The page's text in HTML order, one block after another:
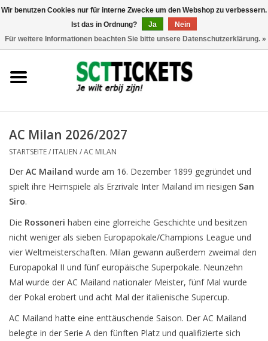
Frankreich
AC Milan 2026/2027
STARTSEITE/ ITALIEN /AC MILAN
Der AC Mailand wurde am 16. Dezember 1899 gegründet und
spielt ihre Heimspiele als Erzrivale Inter Mailand im riesigen San
Siro.
Die Rossoneri haben eine glorreiche Geschichte und besitzen
nicht weniger als sieben Europapokale/Champions League und
vier Weltmeisterschaften. Milan gewann außerdem zweimal den
Europapokal II und fünf europäische Superpokale. Neunzehn
Mal wurde der AC Mailand nationaler Meister, fünf Mal wurde
der Pokal erobert und acht Mal der italienische Supercup.
AC Mailand hatte eine enttäuschende Saison. Der AC Mailand
belegte in der Serie A den fünften Platz und qualifizierte sich
Wir benutzen Cookies nur für interne Zwecke um den Webshop zu verbessern.
Ist das in Ordnung?
Ja
Nein
Für weitere Informationen beachten Sie bitte unsere Datenschutzerklärung. »